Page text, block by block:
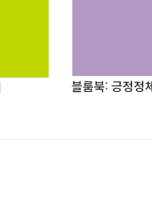
블룸북: 긍정정